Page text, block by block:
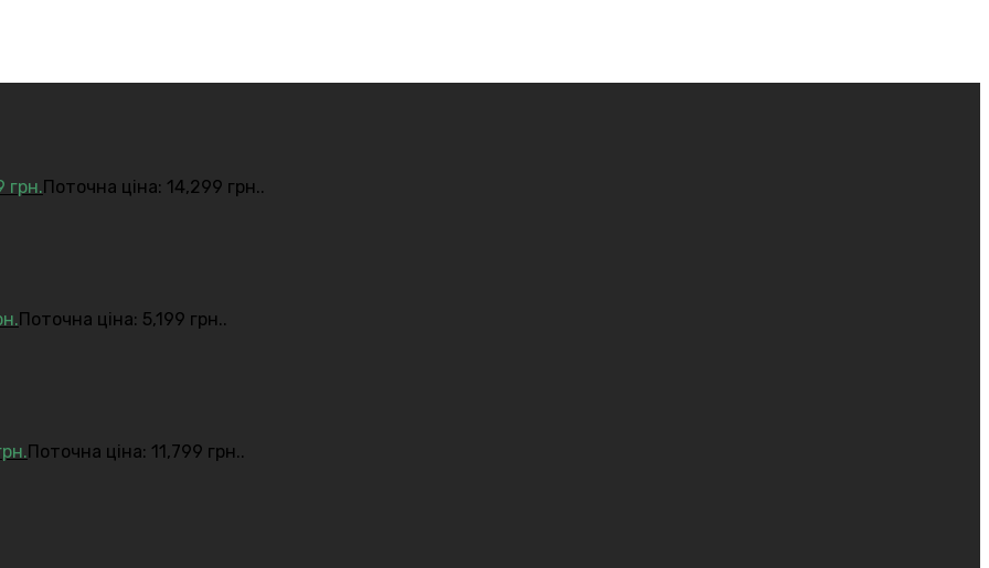
грн. Поточна ціна: 14,299 грн..
Поточна ціна: 5,199 грн..
Поточна ціна: 11,799 грн..